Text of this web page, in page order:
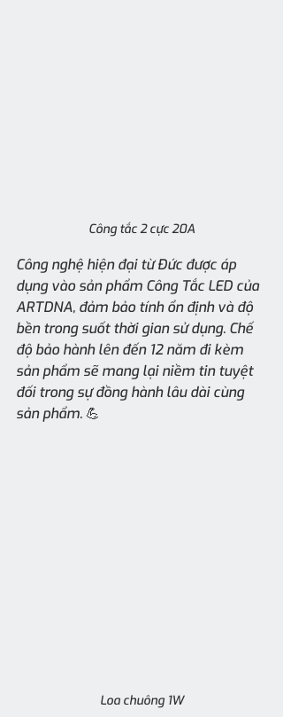
Công tắc 2 cực 20A
Công nghệ hiện đại từ Đức được áp
dụng vào sản phẩm Công Tắc LED của
ARTDNA, đảm bảo tính ổn định và độ
bền trong suốt thời gian sử dụng. Chế
độ bảo hành lên đến 12 năm đi kèm
sản phẩm sẽ mang lại niềm tin tuyệt
đối trong sự đồng hành lâu dài cùng
sản phẩm. 💪
Loa chuông 1W